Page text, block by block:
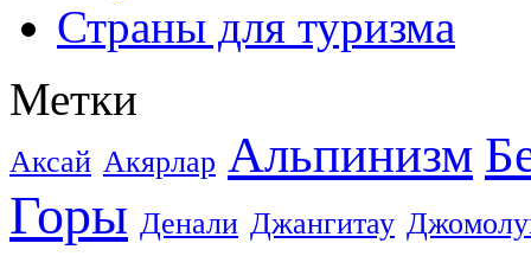
Страны для туризма
Метки
Аксай Акярлар Альпинизм
Горы Денали Джангитау